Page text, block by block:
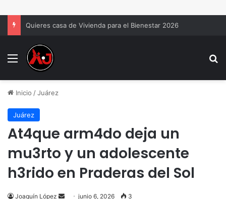
Quieres casa de Vivienda para el Bienestar 2026
Menu
Inicio /Juárez
Juárez
At4que arm4do deja un
mu3rto y un adolescente
h3rido en Praderas del Sol
Joaquín López
Sendjunio 6, 2026 3